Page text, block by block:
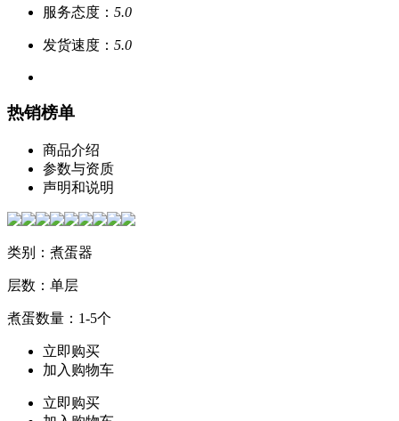
服务态度： 5.0
发货速度： 5.0
热销榜单
商品介绍
参数与资质
声明和说明
类别：煮蛋器
层数：单层
煮蛋数量：1-5个
立即购买
加入购物车
立即购买